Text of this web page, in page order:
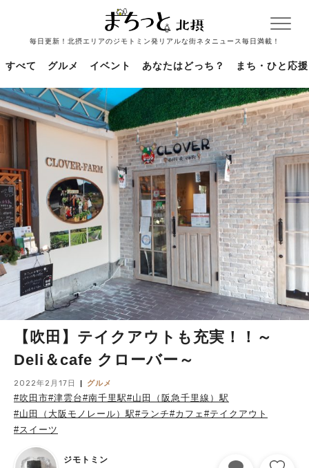
毎日更新！北摂エリアのジモトミン発リアルな街ネタニュース毎日満載！
すべて グルメ イベント あなたはどっち？ まち・ひと応援
【吹田】テイクアウトも充実！！～
Deli＆cafe クローバー～
2022年2月17日 グルメ
#吹田市#津雲台#南千里駅#山田（阪急千里線）駅
#山田（大阪モノレール）駅#ランチ#カフェ #テイクアウト
#スイーツ
ジモトミン